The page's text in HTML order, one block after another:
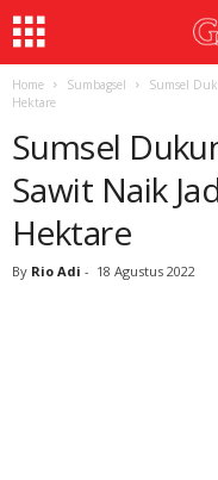
Home Sumbagsel
Sumsel
Hektare
Sumsel
Sawit Naik
Hektare
By Rio Adi - 18 Agustus 2022